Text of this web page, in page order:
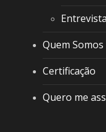
Quem Somos
Certificação
Quero me